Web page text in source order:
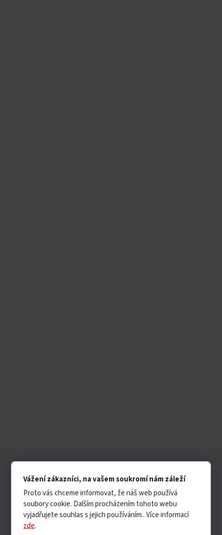
Vážení zákazníci, na vašem soukromí nám záleží
Proto vás chceme informovat, že náš web používá
soubory cookie. Dalším procházením tohoto webu
vyjadřujete souhlas s jejich používáním.. Více informací
zde.